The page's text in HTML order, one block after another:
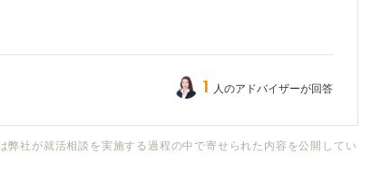
のときと同じ問題を解いてもいろいろ忘れてい
がら勉強することになるので、どのように対
1 人のアドバイザーが回答
社が就活相談を実施する過程の中で寄せられた内容を公開してい